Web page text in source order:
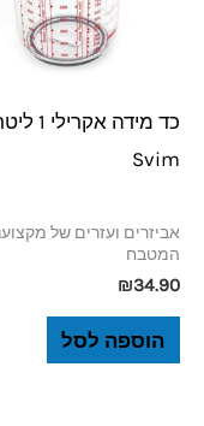
כד מידה אקרילי
Svim
אביזרים ועזרים של
המטבח
₪34.90
הוספה לסל